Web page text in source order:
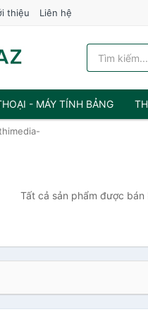
thiệu Liên hệ
- MÁY TÍNH BẢNG
Tất cả sản phẩm được